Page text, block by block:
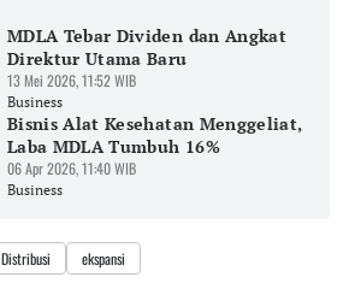
MDLA Tebar Dividen dan Angkat
Direktur Utama Baru
13 Mei 2026, 11:52 WIB
Business
Bisnis Alat Kesehatan Menggeliat,
Laba MDLA Tumbuh 16%
06 Apr 2026, 11:40 WIB
Business
Distribusi ekspansi